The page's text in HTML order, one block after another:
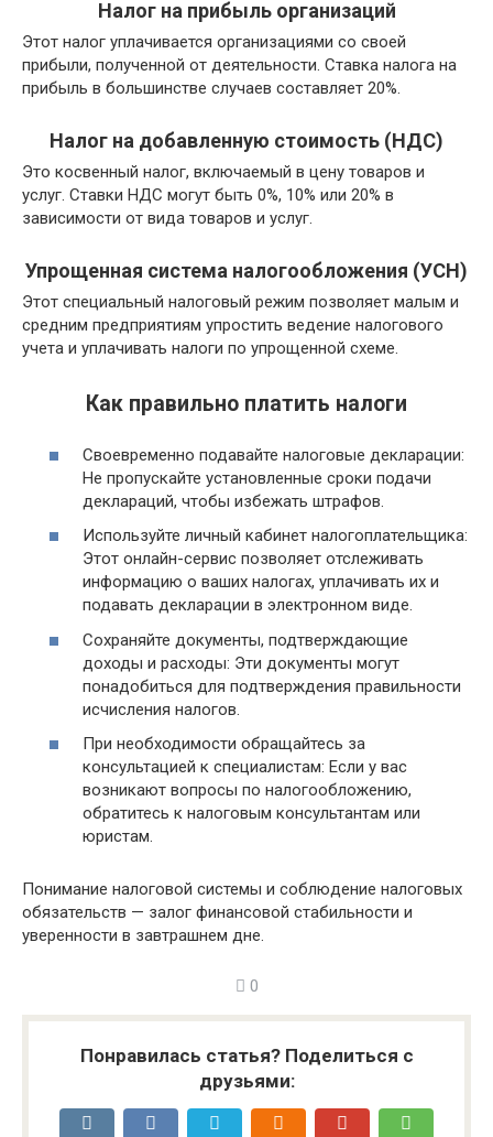
Налог на прибыль организаций
Этот налог уплачивается организациями со своей
прибыли, полученной от деятельности. Ставка налога на
прибыль в большинстве случаев составляет 20%.
Налог на добавленную стоимость (НДС)
Это косвенный налог, включаемый в цену товаров и
услуг. Ставки НДС могут быть 0%, 10% или 20% в
зависимости от вида товаров и услуг.
Упрощенная система налогообложения (УСН)
Этот специальный налоговый режим позволяет малым и
средним предприятиям упростить ведение налогового
учета и уплачивать налоги по упрощенной схеме.
Как правильно платить налоги
Своевременно подавайте налоговые декларации:
Не пропускайте установленные сроки подачи
деклараций, чтобы избежать штрафов.
Используйте личный кабинет налогоплательщика:
Этот онлайн-сервис позволяет отслеживать
информацию о ваших налогах, уплачивать их и
подавать декларации в электронном виде.
Сохраняйте документы, подтверждающие
доходы и расходы: Эти документы могут
понадобиться для подтверждения правильности
исчисления налогов.
При необходимости обращайтесь за
консультацией к специалистам: Если у вас
возникают вопросы по налогообложению,
обратитесь к налоговым консультантам или
юристам.
Понимание налоговой системы и соблюдение налоговых
обязательств — залог финансовой стабильности и
уверенности в завтрашнем дне.
0
Понравилась статья? Поделиться с
друзьями: